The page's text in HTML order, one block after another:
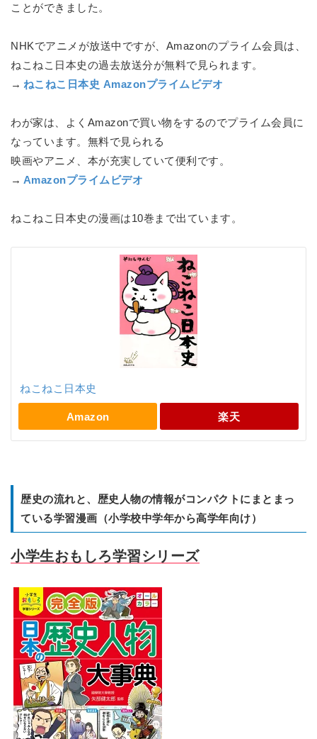
ことができました。
NHKでアニメが放送中ですが、Amazonのプライム会員は、
ねこねこ日本史の過去放送分が無料で見られます。
→ ねこねこ日本史 Amazonプライムビデオ
わが家は、よくAmazonで買い物をするのでプライム会員に
なっています。無料で見られる
映画やアニメ、本が充実していて便利です。
→ Amazonプライムビデオ
ねこねこ日本史の漫画は10巻まで出ています。
ねこねこ日本史
Amazon 楽天
歴史の流れと、歴史人物の情報がコンパクトにまとまっ
ている学習漫画（小学校中学年から高学年向け）
小学生おもしろ学習シリーズ